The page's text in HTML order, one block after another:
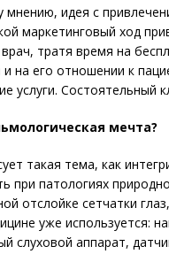
мнению, идея с
маркетинговый ход
тратя время на
на его отношении к
услуги. Состоятельный
мечта?
такая тема, как
при патологиях
отслойке сетчатки
уже используется:
слуховой аппарат,